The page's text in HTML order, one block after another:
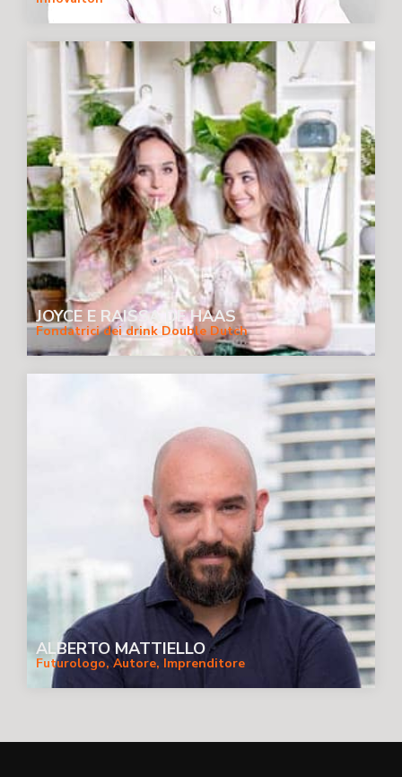
JOYCE E RAISSA DE HAAS
Fondatrici dei drink Double Dutch
ALBERTO MATTIELLO
Futurologo, Autore, Imprenditore